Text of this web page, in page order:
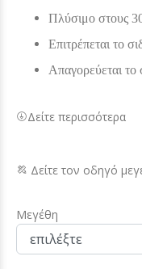
Πλύσιμο στους
Επιτρέπεται το
Απαγορεύεται το
Δείτε περισσότερα
Δείτε τον οδηγό
Μεγέθη